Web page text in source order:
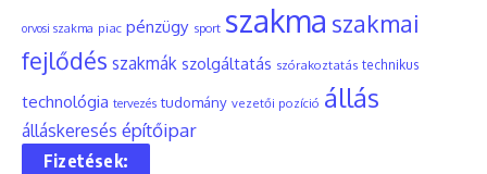
orvosi szakma piac pénzügy sport szakma szakmai
fejlődés szakmák szolgáltatás szórakoztatás technikus
technológia tervezés tudomány vezetői pozíció állás
álláskeresés építőipar
Fizetések: